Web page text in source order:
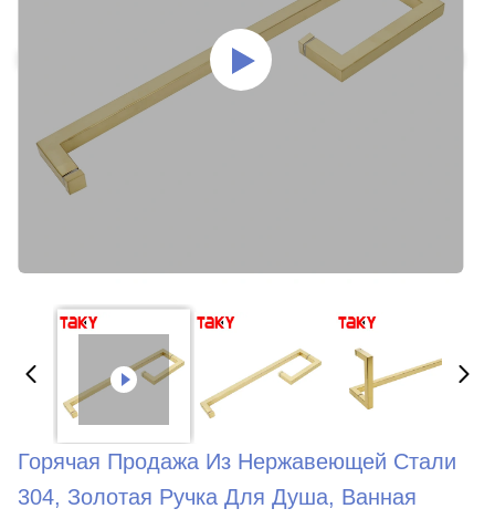
Горячая Продажа Из Нержавеющей Стали
304, Золотая Ручка Для Душа, Ванная